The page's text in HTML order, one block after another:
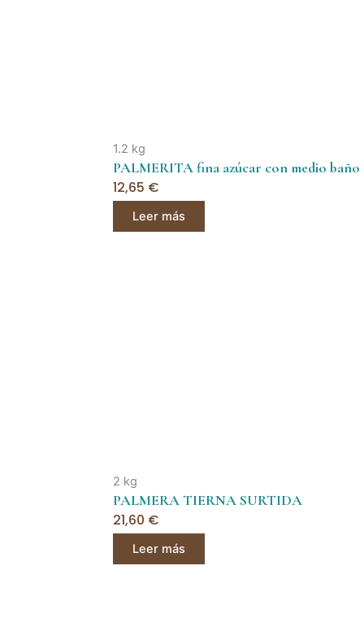
1.2 kg
PALMERITA fina azúcar con medio
12,65 €
Leer más
2 kg
PALMERA TIERNA SURTIDA
21,60 €
Leer más